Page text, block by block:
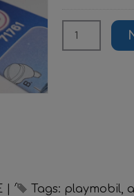
Tags: playmobil